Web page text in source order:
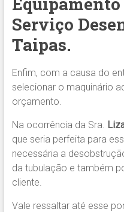
Serviço
Taipas.
Enfim, com a causa do
selecionar o maquinário
orçamento.
Na ocorrência da Sra.
que seria perfeita para
necessária a
da tubulação e também
cliente.
Vale ressaltar até esse